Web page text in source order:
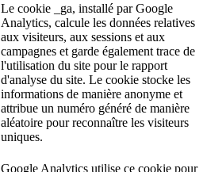
Le cookie _ga, installé par Google
Analytics, calcule les données relatives
aux visiteurs, aux sessions et aux
campagnes et garde également trace de
l'utilisation du site pour le rapport
d'analyse du site. Le cookie stocke les
informations de manière anonyme et
attribue un numéro généré de manière
aléatoire pour reconnaître les visiteurs
uniques.
Google Analytics utilise ce cookie pour